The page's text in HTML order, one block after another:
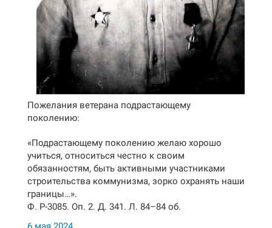
Пожелания ветерана подрастающему
поколению:
«Подрастающему поколению желаю хорошо
учиться, относиться честно к своим
обязанностям, быть активными участниками
строительства коммунизма, зорко охранять наши
границы…».
Ф. Р-3085. Оп. 2. Д. 341. Л. 84–84 об.